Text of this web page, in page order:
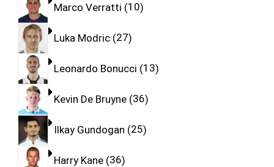
Marco Verratti 10
Luka Modric 27
Leonardo Bonucci 13
Kevin De Bruyne 36
Ilkay Gundogan 25
Harry Kane 36